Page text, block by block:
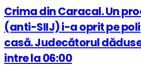
Crima din Caracal. Un
(anti-SIIJ) i-a oprit pe
casă. Judecătorul
intre la 06:00